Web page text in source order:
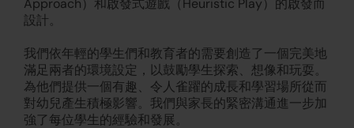
Approach）和啟發式遊戲（Heuristic Play）的啟發而
設計。
我們依年輕的學生們和教育者的需要創造了一個完美地
滿足兩者的環境設定，以鼓勵學生探索、想像和玩耍。
為他們提供一個有趣、令人雀躍的成長和學習場所從而
對幼兒產生積極影響。我們與家長的緊密溝通進一步加
強了每位學生的經驗和發展。